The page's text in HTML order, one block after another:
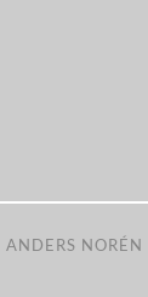
ANDERS NORÉN